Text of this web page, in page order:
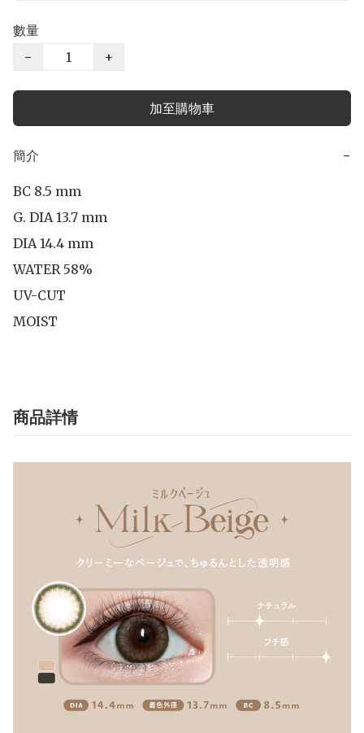
數量
−
+
加至購物車
簡介 −
BC 8.5 mm
G. DIA 13.7 mm
DIA 14.4 mm
WATER 58%
UV-CUT
MOIST
商品詳情